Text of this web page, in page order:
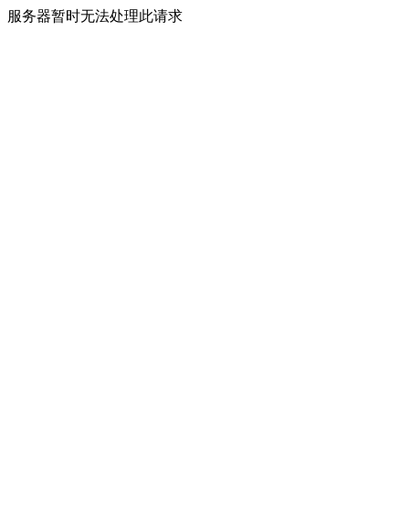
服务器暂时无法处理此请求